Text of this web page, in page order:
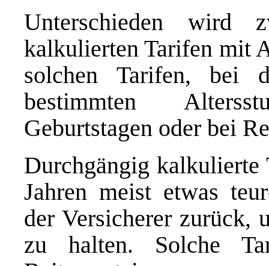
Unterschieden wird
kalkulierten Tarifen mit
solchen Tarifen, bei
bestimmten
Geburtstagen oder bei
Durchgängig
Jahren meist etwas
der Versicherer zurück,
zu halten. Solche